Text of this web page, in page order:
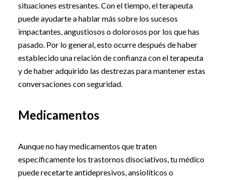
situaciones estresantes. Con el tiempo, el terapeuta
puede ayudarte a hablar más sobre los sucesos
impactantes, angustiosos o dolorosos por los que has
pasado. Por lo general, esto ocurre después de haber
establecido una relación de confianza con el terapeuta
y de haber adquirido las destrezas para mantener estas
conversaciones con seguridad.
Medicamentos
Aunque no hay medicamentos que traten
específicamente los trastornos disociativos, tu médico
puede recetarte antidepresivos, ansiolíticos o